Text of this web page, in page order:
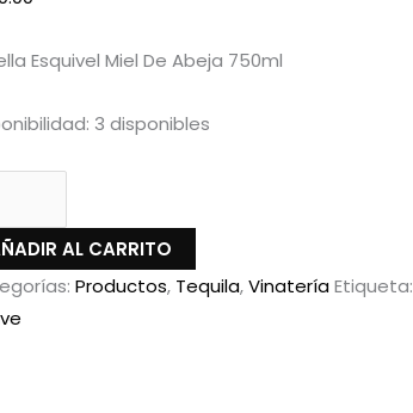
Esquivel Miel De Abeja 750ml
3 disponibles
AL CARRITO
Productos, Tequila,VinateríaEtiqueta: